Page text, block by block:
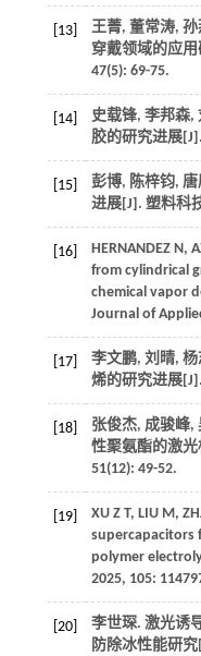
[13] 王菁, 董常涛, 孙
穿戴领域的应
47(5): 69-75.
[14] 史载锋, 李邦森,
胶的研究进展[J].
[15] 彭博, 陈梓钧, 唐
进展[J]. 塑料科
[16] HERNANDEZ N,
from cylindrical
chemical vapor
Journal of
[17] 李文鹏, 刘晴, 杨
烯的研究进展[J].
[18] 张俊杰, 成骏峰,
性聚氨酯的激
51(12): 49-52.
[19] XU Z T, LIU M,
supercapacitors
polymer
2025, 105:
[20]
李世琛. 激光诱
防除冰性能研